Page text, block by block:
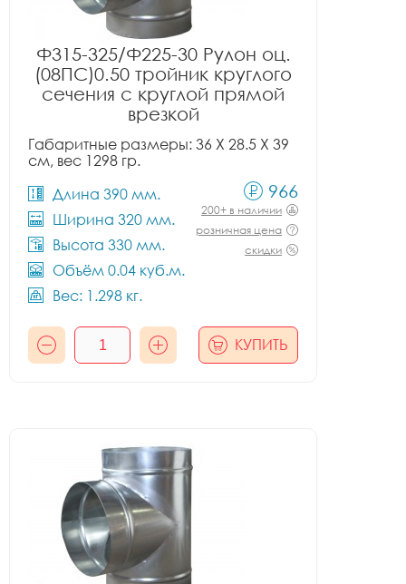
Ф315-325/Ф225-30 Рулон оц.
(08ПС)0.50 тройник круглого
сечения с круглой прямой
врезкой
Габаритные размеры: 36 X 28.5 X 39
см, вес 1298 гр.
Длина 390 мм.
Ширина 320 мм.
Высота 330 мм.
Объём 0.04 куб.м.
Вес: 1.298 кг.
966
200+ в наличии
розничная цена
скидки
КУПИТЬ